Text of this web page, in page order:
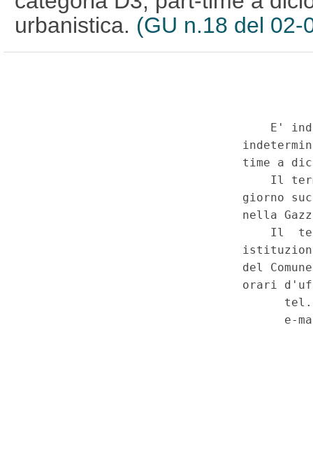
urbanistica. (GU n.18 del 02-